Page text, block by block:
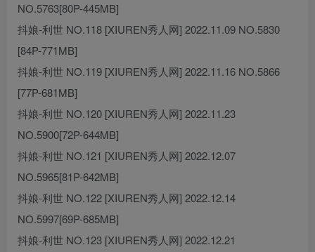
NO.5763[80P-445MB]
抖娘-利世 NO.118 [XIUREN秀人网] 2022.11.09 NO.5830
[84P-771MB]
抖娘-利世 NO.119 [XIUREN秀人网] 2022.11.16 NO.5866
[77P-681MB]
抖娘-利世 NO.120 [XIUREN秀人网] 2022.11.23
NO.5900[72P-644MB]
抖娘-利世 NO.121 [XIUREN秀人网] 2022.12.07
NO.5965[81P-642MB]
抖娘-利世 NO.122 [XIUREN秀人网] 2022.12.14
NO.5997[69P-685MB]
抖娘-利世 NO.123 [XIUREN秀人网] 2022.12.21